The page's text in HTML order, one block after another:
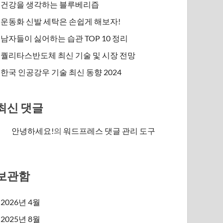
건강을 생각하는 블루베리즙
운동화 신발 세탁은 손쉽게 해보자!
남자들이 싫어하는 습관 TOP 10 정리
퀄리타스반도체 최신 기술 및 시장 전망
한국 인공강우 기술 최신 동향 2024
신 댓글
안녕하세요!의워드프레스 댓글 관리 도구
관함
2026년 4월
2025년 8월